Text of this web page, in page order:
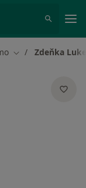
Změna města
Zdeňka